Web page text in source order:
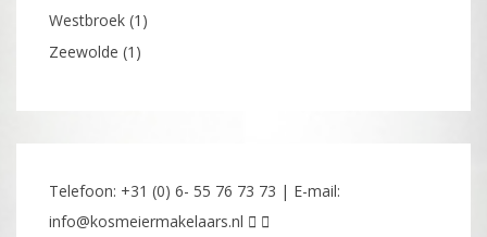
Westbroek (1)
Zeewolde (1)
Telefoon: +31 (0) 6- 55 76 73 73 | E-mail:
info@kosmeiermakelaars.nl